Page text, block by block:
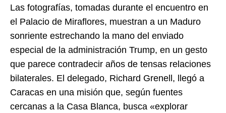
Las fotografías, tomadas durante el encuentro en
el Palacio de Miraflores, muestran a un Maduro
sonriente estrechando la mano del enviado
especial de la administración Trump, en un gesto
que parece contradecir años de tensas relaciones
bilaterales. El delegado, Richard Grenell, llegó a
Caracas en una misión que, según fuentes
cercanas a la Casa Blanca, busca «explorar